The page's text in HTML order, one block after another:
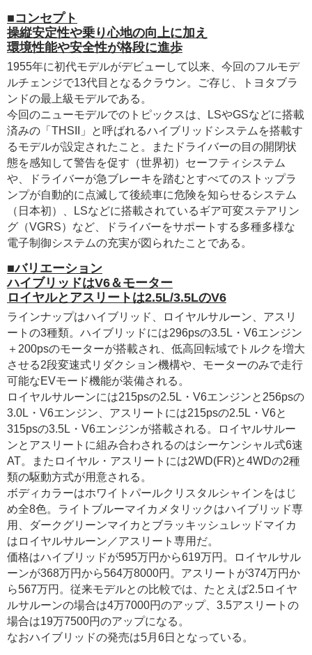
■コンセプト
操縦安定性や乗り心地の向上に加え
環境性能や安全性が格段に進歩
1955年に初代モデルがデビューして以来、今回のフルモデ
ルチェンジで13代目となるクラウン。ご存じ、トヨタブラ
ンドの最上級モデルである。
今回のニューモデルでのトピックスは、LSやGSなどに搭載
済みの「THSII」と呼ばれるハイブリッドシステムを搭載す
るモデルが設定されたこと。またドライバーの目の開閉状
態を感知して警告を促す（世界初）セーフティシステム
や、ドライバーが急ブレーキを踏むとすべてのストップラ
ンプが自動的に点滅して後続車に危険を知らせるシステム
（日本初）、LSなどに搭載されているギア可変ステアリン
グ（VGRS）など、ドライバーをサポートする多種多様な
電子制御システムの充実が図られたことである。
■バリエーション
ハイブリッドはV6＆モーター
ロイヤルとアスリートは2.5L/3.5LのV6
ラインナップはハイブリッド、ロイヤルサルーン、アスリ
ートの3種類。ハイブリッドには296psの3.5L・V6エンジン
＋200psのモーターが搭載され、低高回転域でトルクを増大
させる2段変速式リダクション機構や、モーターのみで走行
可能なEVモード機能が装備される。
ロイヤルサルーンには215psの2.5L・V6エンジンと256psの
3.0L・V6エンジン、アスリートには215psの2.5L・V6と
315psの3.5L・V6エンジンが搭載される。ロイヤルサルー
ンとアスリートに組み合わされるのはシーケンシャル式6速
AT。またロイヤル・アスリートには2WD(FR)と4WDの2種
類の駆動方式が用意される。
ボディカラーはホワイトパールクリスタルシャインをはじ
め全8色。ライトブルーマイカメタリックはハイブリッド専
用、ダークグリーンマイカとブラッキッシュレッドマイカ
はロイヤルサルーン／アスリート専用だ。
価格はハイブリッドが595万円から619万円。ロイヤルサル
ーンが368万円から564万8000円。アスリートが374万円か
ら567万円。従来モデルとの比較では、たとえば2.5ロイヤ
ルサルーンの場合は4万7000円のアップ、3.5アスリートの
場合は19万7500円のアップになる。
なおハイブリッドの発売は5月6日となっている。